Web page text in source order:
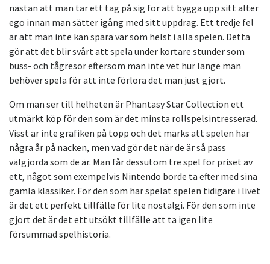
nästan att man tar ett tag på sig för att bygga upp sitt alter
ego innan man sätter igång med sitt uppdrag. Ett tredje fel
är att man inte kan spara var som helst i alla spelen. Detta
gör att det blir svårt att spela under kortare stunder som
buss- och tågresor eftersom man inte vet hur länge man
behöver spela för att inte förlora det man just gjort.
Om man ser till helheten är Phantasy Star Collection ett
utmärkt köp för den som är det minsta rollspelsintresserad.
Visst är inte grafiken på topp och det märks att spelen har
några år på nacken, men vad gör det när de är så pass
välgjorda som de är. Man får dessutom tre spel för priset av
ett, något som exempelvis Nintendo borde ta efter med sina
gamla klassiker. För den som har spelat spelen tidigare i livet
är det ett perfekt tillfälle för lite nostalgi. För den som inte
gjort det är det ett utsökt tillfälle att ta igen lite
försummad spelhistoria.